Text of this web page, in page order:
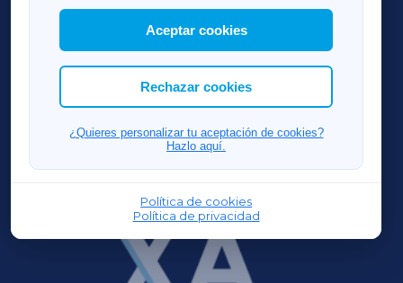
mostrar publicidad de terceros.
Asimismo, puedes personalizar la elección de
las cookies que deseas permitir.
Aceptar cookies
Rechazar cookies
¿Quieres personalizar tu aceptación de cookies?
Hazlo aquí.
Política de cookies
Política de privacidad
RIBEIRASACRAXA
ACORUÑAXA
FERROLXA
OURENSEXA